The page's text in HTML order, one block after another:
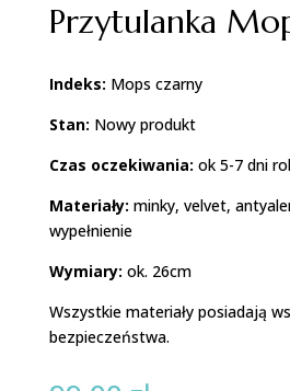
Przytulanka
Indeks: Mops czarny
Stan: Nowy produkt
Czas oczekiwania: ok 5-7 dni
Materiały: minky, velvet,
wypełnienie
Wymiary: ok. 26cm
Wszystkie materiały posiadają
bezpieczeństwa.